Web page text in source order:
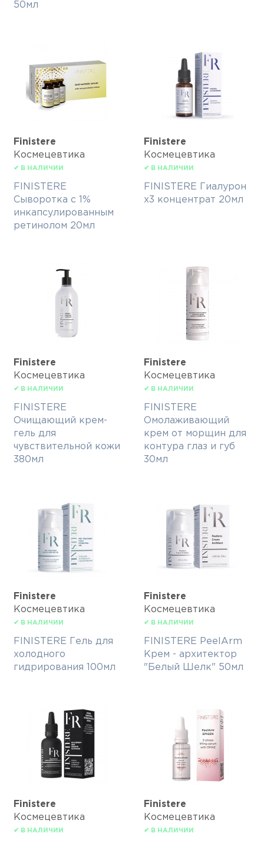
50мл
Finisterе
Космецевтика
✔ В НАЛИЧИИ
FINISTERE
Сыворотка с 1%
инкапсулированным
ретинолом 20мл
Finisterе
Космецевтика
✔ В НАЛИЧИИ
FINISTERE Гиалурон
х3 концентрат 20мл
Finisterе
Космецевтика
✔ В НАЛИЧИИ
FINISTERE
Очищающий крем-
гель для
чувствительной кожи
380мл
Finisterе
Космецевтика
✔ В НАЛИЧИИ
FINISTERE
Омолаживающий
крем от морщин для
контура глаз и губ
30мл
Finisterе
Космецевтика
✔ В НАЛИЧИИ
FINISTERE Гель для
холодного
гидрирования 100мл
Finisterе
Космецевтика
✔ В НАЛИЧИИ
FINISTERE PeelArm
Крем - архитектор
"Белый Шелк" 50мл
Finisterе
Космецевтика
✔ В НАЛИЧИИ
Finisterе
Космецевтика
✔ В НАЛИЧИИ